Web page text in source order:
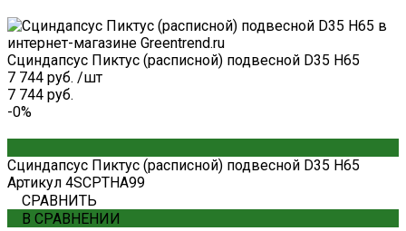
Сциндапсус Пиктус (расписной) подвесной D35 H65
7 744 руб. /шт
7 744 руб.
-0%
Сциндапсус Пиктус (расписной) подвесной D35 H65
Артикул 4SCPTHA99
СРАВНИТЬ
В СРАВНЕНИИ